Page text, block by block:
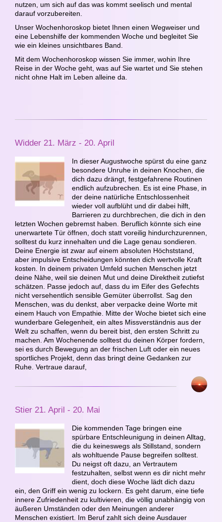
nutzen, um sich auf das was kommt seelisch und mental
darauf vorzubereiten.
Unser Wochenhoroskop bietet Ihnen einen Wegweiser und
eine Lebenshilfe der kommenden Woche und begleitet Sie
wie ein kleines unsichtbares Band.
Mit dem Wochenhoroskop wissen Sie immer, wohin Ihre
Reise in der Woche geht, was auf Sie wartet und Sie stehen
nicht ohne Halt im Leben alleine da.
Widder 21. März - 20. April
In dieser Augustwoche spürst du eine ganz
besondere Unruhe in deinen Knochen, die
dich dazu drängt, festgefahrene Routinen
endlich aufzubrechen. Es ist eine Phase, in
der deine natürliche Entschlossenheit
wieder voll aufblüht und dir dabei hilft,
Barrieren zu durchbrechen, die dich in den
letzten Wochen gebremst haben. Beruflich könnte sich eine
unerwartete Tür öffnen, doch statt voreilig hindurchzurennen,
solltest du kurz innehalten und die Lage genau sondieren.
Deine Energie ist zwar auf einem absoluten Höchststand,
aber impulsive Entscheidungen könnten dich wertvolle Kraft
kosten. In deinem privaten Umfeld suchen Menschen jetzt
deine Nähe, weil sie deinen Mut und deine Direktheit zutiefst
schätzen. Passe jedoch auf, dass du im Eifer des Gefechts
nicht versehentlich sensible Gemüter überrollst. Sag den
Menschen, was du denkst, aber verpacke deine Worte mit
einem Hauch von Empathie. Mitte der Woche bietet sich eine
wunderbare Gelegenheit, ein altes Missverständnis aus der
Welt zu schaffen, wenn du bereit bist, den ersten Schritt zu
machen. Am Wochenende solltest du deinen Körper fordern,
sei es durch Bewegung an der frischen Luft oder ein neues
sportliches Projekt, denn das bringt deine Gedanken zur
Ruhe. Vertraue darauf,
Stier 21. April - 20. Mai
Die kommenden Tage bringen eine
spürbare Entschleunigung in deinen Alltag,
die du keineswegs als Stillstand, sondern
als wohltuende Pause begreifen solltest.
Du neigst oft dazu, an Vertrautem
festzuhalten, selbst wenn es dir nicht mehr
dient, doch diese Woche lädt dich dazu
ein, den Griff ein wenig zu lockern. Es geht darum, eine tiefe
innere Zufriedenheit zu kultivieren, die völlig unabhängig von
äußeren Umständen oder den Meinungen anderer
Menschen existiert. Im Beruf zahlt sich deine Ausdauer